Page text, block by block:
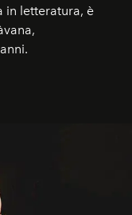
in letteratura, è